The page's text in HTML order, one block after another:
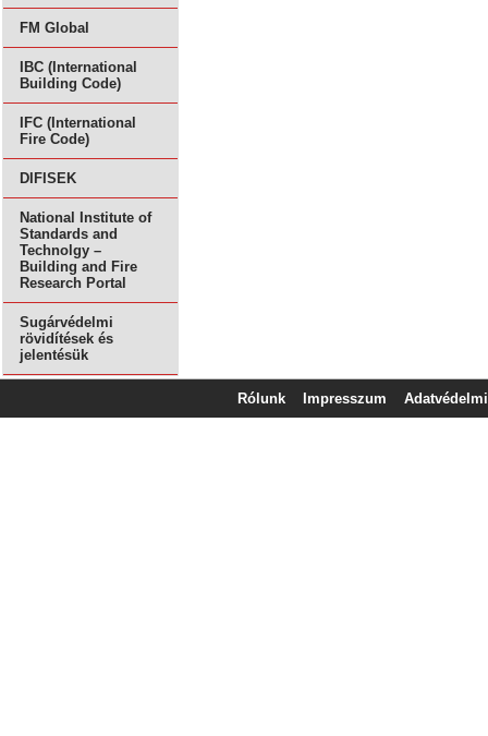
FM Global
IBC (International
Building Code)
IFC (International
Fire Code)
DIFISEK
National Institute of
Standards and
Technolgy –
Building and Fire
Research Portal
Sugárvédelmi
rövidítések és
jelentésük
Rólunk Impresszum